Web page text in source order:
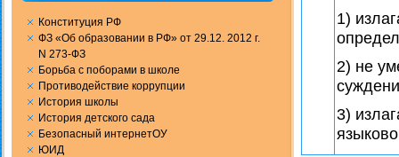
Конституция РФ
ФЗ «Об образовании в РФ» от 29.12. 2012 г.
N 273-ФЗ
Борьба с поборами в школе
Противодействие коррупции
История школы
История детского сада
Безопасный интернетОУ
ЮИД
1)
2) не
3)